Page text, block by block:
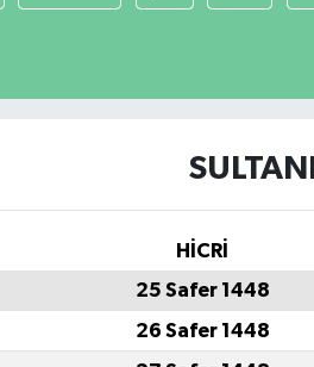
HİCRİ
25 Safer 1448
26 Safer 1448